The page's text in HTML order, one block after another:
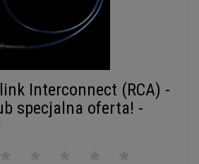
Interconnect (RCA) -
specjalna oferta! -